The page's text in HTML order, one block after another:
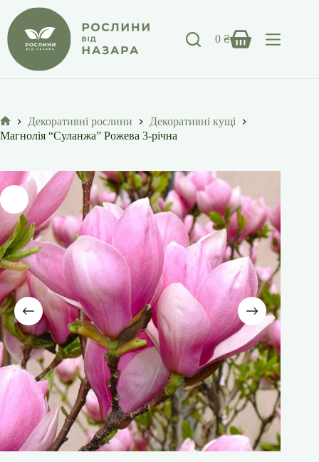
Перейти
вмісту
Кошик
0₴
Головна
Декоративні рослини
Декоративні кущі
Магнолія “Суланжа” Рожева 3-річна